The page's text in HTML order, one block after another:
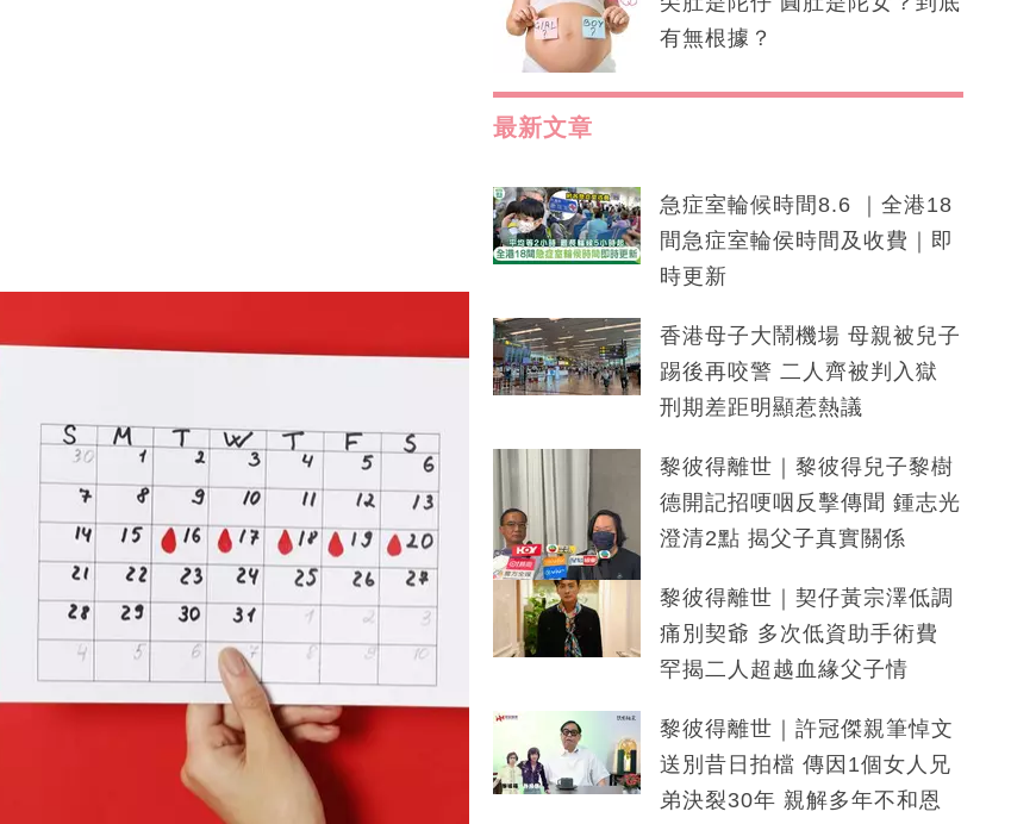
有無根據？
最新文章
急症室輪候時間8.6 ｜全港18
間急症室輪侯時間及收費｜即
時更新
香港母子大鬧機場 母親被兒子
踢後再咬警 二人齊被判入獄
刑期差距明顯惹熱議
黎彼得離世｜黎彼得兒子黎樹
德開記招哽咽反擊傳聞 鍾志光
澄清2點 揭父子真實關係
黎彼得離世｜契仔黃宗澤低調
痛別契爺 多次低資助手術費
罕揭二人超越血緣父子情
黎彼得離世｜許冠傑親筆悼文
送別昔日拍檔 傳因1個女人兄
弟決裂30年 親解多年不和恩